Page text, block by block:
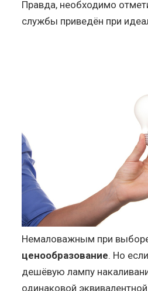
Правда, необходимо
службы приведён при
Немаловажным при
ценообразование. Но
дешёвую лампу
одинаковой